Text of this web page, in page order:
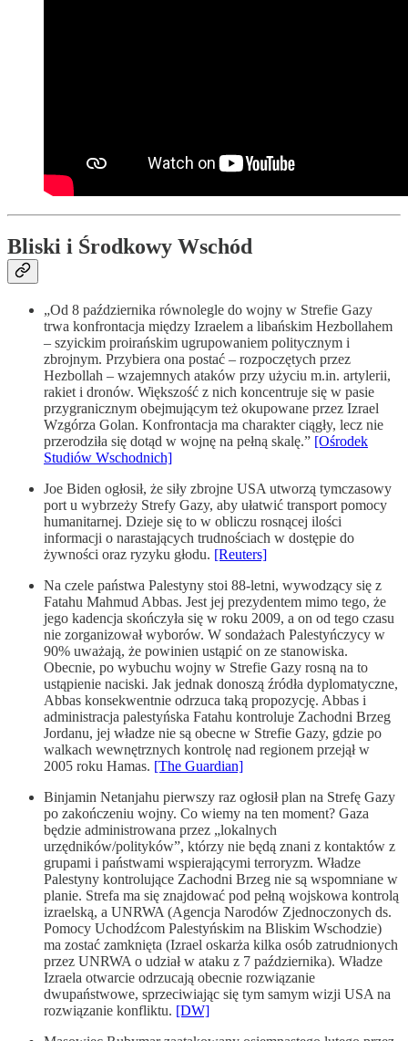
Bliski i Środkowy Wschód
„Od 8 października równolegle do wojny w Strefie Gazy
trwa konfrontacja między Izraelem a libańskim Hezbollahem
– szyickim proirańskim ugrupowaniem politycznym i
zbrojnym. Przybiera ona postać – rozpoczętych przez
Hezbollah – wzajemnych ataków przy użyciu m.in. artylerii,
rakiet i dronów. Większość z nich koncentruje się w pasie
przygranicznym obejmującym też okupowane przez Izrael
Wzgórza Golan. Konfrontacja ma charakter ciągły, lecz nie
przerodziła się dotąd w wojnę na pełną skalę.” [Ośrodek
Studiów Wschodnich]
Joe Biden ogłosił, że siły zbrojne USA utworzą tymczasowy
port u wybrzeży Strefy Gazy, aby ułatwić transport pomocy
humanitarnej. Dzieje się to w obliczu rosnącej ilości
informacji o narastających trudnościach w dostępie do
żywności oraz ryzyku głodu. [Reuters]
Na czele państwa Palestyny stoi 88-letni, wywodzący się z
Fatahu Mahmud Abbas. Jest jej prezydentem mimo tego, że
jego kadencja skończyła się w roku 2009, a on od tego czasu
nie zorganizował wyborów. W sondażach Palestyńczycy w
90% uważają, że powinien ustąpić on ze stanowiska.
Obecnie, po wybuchu wojny w Strefie Gazy rosną na to
ustąpienie naciski. Jak jednak donoszą źródła dyplomatyczne,
Abbas konsekwentnie odrzuca taką propozycję. Abbas i
administracja palestyńska Fatahu kontroluje Zachodni Brzeg
Jordanu, jej władze nie są obecne w Strefie Gazy, gdzie po
walkach wewnętrznych kontrolę nad regionem przejął w
2005 roku Hamas. [The Guardian]
Binjamin Netanjahu pierwszy raz ogłosił plan na Strefę Gazy
po zakończeniu wojny. Co wiemy na ten moment? Gaza
będzie administrowana przez „lokalnych
urzędników/polityków”, którzy nie będą znani z kontaktów z
grupami i państwami wspierającymi terroryzm. Władze
Palestyny kontrolujące Zachodni Brzeg nie są wspomniane w
planie. Strefa ma się znajdować pod pełną wojskowa kontrolą
izraelską, a UNRWA (Agencja Narodów Zjednoczonych ds.
Pomocy Uchodźcom Palestyńskim na Bliskim Wschodzie)
ma zostać zamknięta (Izrael oskarża kilka osób zatrudnionych
przez UNRWA o udział w ataku z 7 października). Władze
Izraela otwarcie odrzucają obecnie rozwiązanie
dwupaństwowe, sprzeciwiając się tym samym wizji USA na
rozwiązanie konfliktu. [DW]